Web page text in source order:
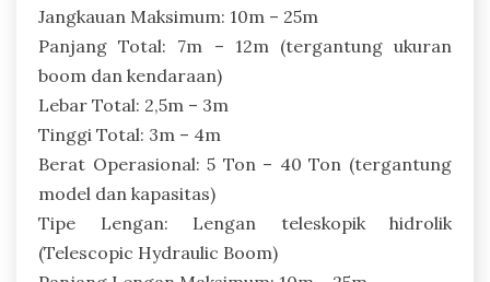
Jangkauan Maksimum: 10m – 25m
Panjang Total: 7m – 12m (tergantung ukuran
boom dan kendaraan)
Lebar Total: 2,5m – 3m
Tinggi Total: 3m – 4m
Berat Operasional: 5 Ton – 40 Ton (tergantung
model dan kapasitas)
Tipe Lengan: Lengan teleskopik hidrolik
(Telescopic Hydraulic Boom)